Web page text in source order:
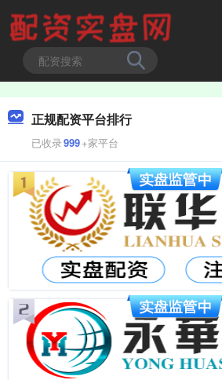
正规配资平台排行
已收录999+家平台